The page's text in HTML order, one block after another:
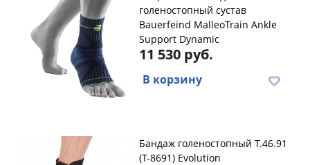
голеностопный сустав
Bauerfeind MalleoTrain Ankle
Support Dynamic
11 530 руб.
В корзину
Бандаж голеностопный Т.46.91
(Т-8691) Evolution